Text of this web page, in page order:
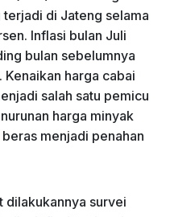
di Jateng selama
Inflasi bulan Juli
bulan sebelumnya
harga cabai
salah satu pemicu
harga minyak
menjadi penahan
dilakukannya survei